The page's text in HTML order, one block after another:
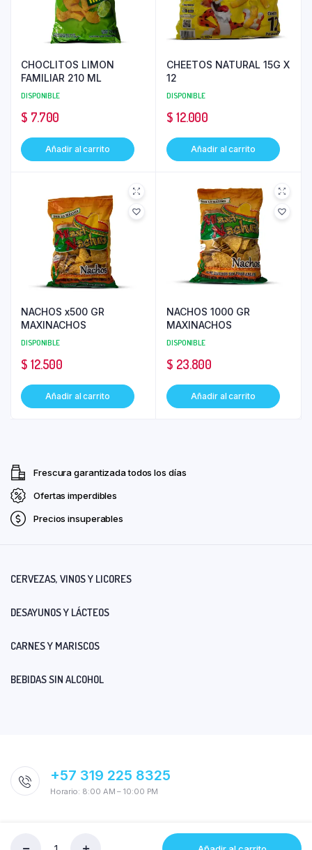
CHOCLITOS LIMON
FAMILIAR 210 ML
DISPONIBLE
$ 7.700
Añadir al carrito
CHEETOS NATURAL 15G X
12
DISPONIBLE
$ 12.000
Añadir al carrito
NACHOS x500 GR
MAXINACHOS
DISPONIBLE
$ 12.500
Añadir al carrito
NACHOS 1000 GR
MAXINACHOS
DISPONIBLE
$ 23.800
Añadir al carrito
Frescura garantizada todos los días
Ofertas imperdibles
Precios insuperables
CERVEZAS, VINOS Y LICORES
DESAYUNOS Y LÁCTEOS
CARNES Y MARISCOS
BEBIDAS SIN ALCOHOL
+57 319 225 8325
Horario: 8:00 AM – 10:00 PM